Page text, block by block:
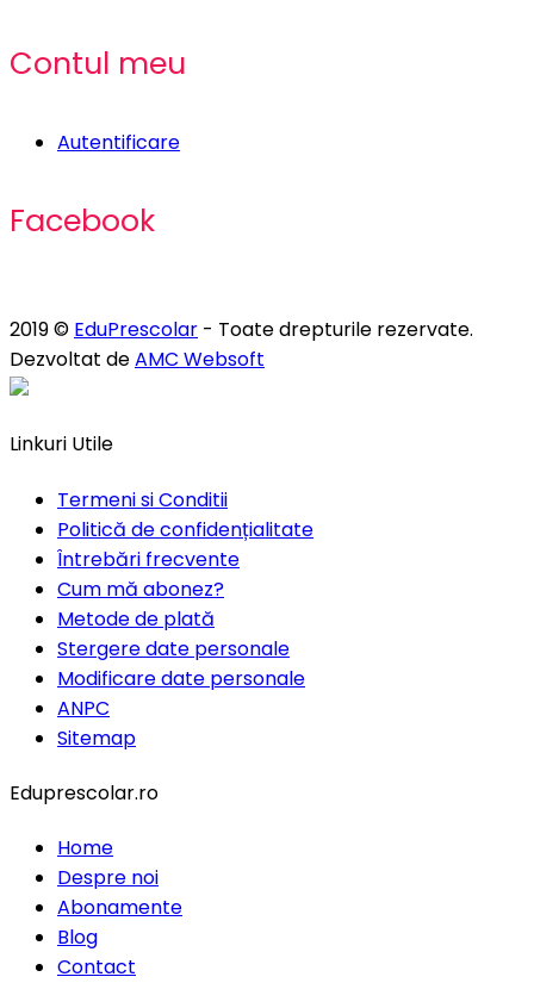
Contul meu
Autentificare
Facebook
2019 © EduPrescolar - Toate drepturile rezervate.
Dezvoltat deAMC Websoft
Linkuri Utile
Termeni si Conditii
Politică de confidențialitate
Întrebări frecvente
Cum mă abonez?
Metode de plată
Stergere date personale
Modificare date personale
ANPC
Sitemap
Eduprescolar.ro
Home
Despre noi
Abonamente
Blog
Contact